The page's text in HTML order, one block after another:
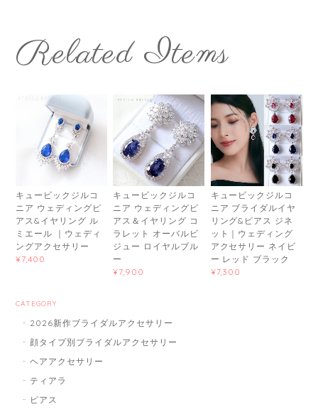
Related Items
キュービックジルコ
ニア ウェディングピ
アス&イヤリング ル
ミエール ｜ウェディ
ングアクセサリー
¥7,400
キュービックジルコ
ニア ウェディングピ
アス＆イヤリング コ
ラレット オーバルビ
ジュー ロイヤルブル
ー
¥7,900
キュービックジルコ
ニア ブライダルイヤ
リング&ピアス ジネ
ット｜ウェディング
アクセサリー ネイビ
ー レッド ブラック
¥7,300
CATEGORY
2026新作ブライダルアクセサリー
顔タイプ別ブライダルアクセサリー
ヘアアクセサリー
ティアラ
ピアス